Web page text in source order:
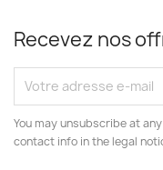
Recevez nos
You may unsubscribe at
contact info in the legal